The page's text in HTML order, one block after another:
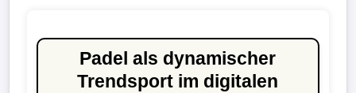
Padel als dynamischer
Trendsport im digitalen